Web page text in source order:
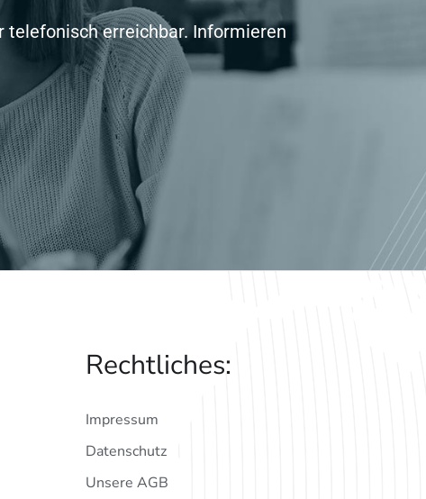
telefonisch erreichbar. Informieren
Rechtliches:
Impressum
Datenschutz
Unsere AGB